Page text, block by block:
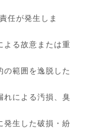
任が発生しま
よる故意または重
の範囲を逸脱した
れによる汚損、臭
発生した破損・紛